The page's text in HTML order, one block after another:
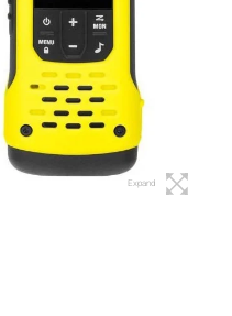
Expand